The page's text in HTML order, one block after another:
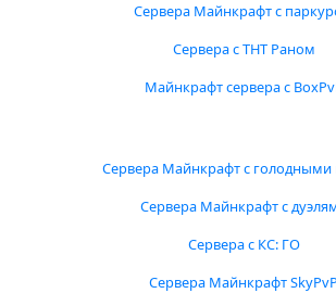
Сервера Майнкрафт с
Сервера с ТНТ Раном
Майнкрафт сервера с
Сервера Майнкрафт с голодными
Сервера Майнкрафт с
Сервера с КС: ГО
Сервера Майнкрафт SkyPvP